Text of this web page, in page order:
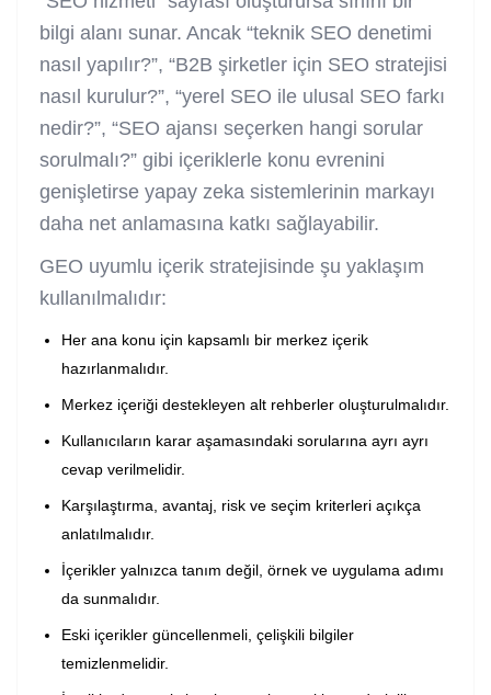
bilgi alanı sunar. Ancak “teknik SEO denetimi
nasıl yapılır?”, “B2B şirketler için SEO stratejisi
nasıl kurulur?”, “yerel SEO ile ulusal SEO farkı
nedir?”, “SEO ajansı seçerken hangi sorular
sorulmalı?” gibi içeriklerle konu evrenini
genişletirse yapay zeka sistemlerinin markayı
daha net anlamasına katkı sağlayabilir.
GEO uyumlu içerik stratejisinde şu yaklaşım
kullanılmalıdır:
Her ana konu için kapsamlı bir merkez içerik
hazırlanmalıdır.
Merkez içeriği destekleyen alt rehberler oluşturulmalıdır.
Kullanıcıların karar aşamasındaki sorularına ayrı ayrı
cevap verilmelidir.
Karşılaştırma, avantaj, risk ve seçim kriterleri açıkça
anlatılmalıdır.
İçerikler yalnızca tanım değil, örnek ve uygulama adımı
da sunmalıdır.
Eski içerikler güncellenmeli, çelişkili bilgiler
temizlenmelidir.